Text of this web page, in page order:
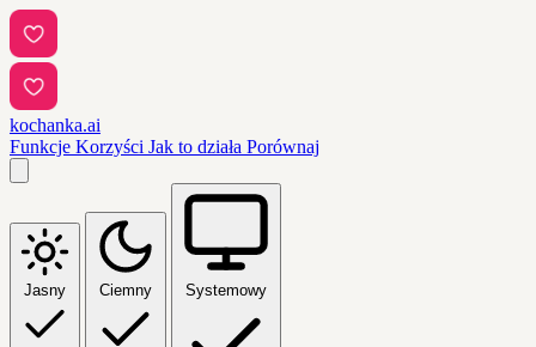
kochanka.ai
Funkcje Korzyści Jak to działa Porównaj
Jasny Ciemny Systemowy